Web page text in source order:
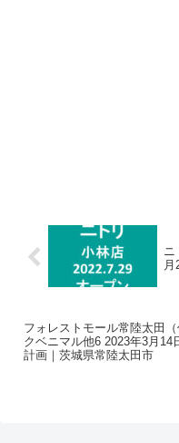
フォレストモール常陸太田
クベニマル他6 2023年3月14
計画｜茨城県常陸太田市